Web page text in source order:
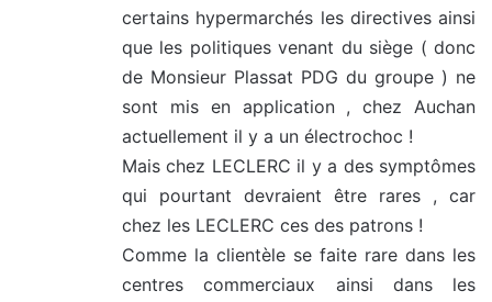
certains hypermarchés les directives ainsi
que les politiques venant du siège ( donc
de Monsieur Plassat PDG du groupe ) ne
sont mis en application , chez Auchan
actuellement il y a un électrochoc !
Mais chez LECLERC il y a des symptômes
qui pourtant devraient être rares , car
chez les LECLERC ces des patrons !
Comme la clientèle se faite rare dans les
centres commerciaux ainsi dans les